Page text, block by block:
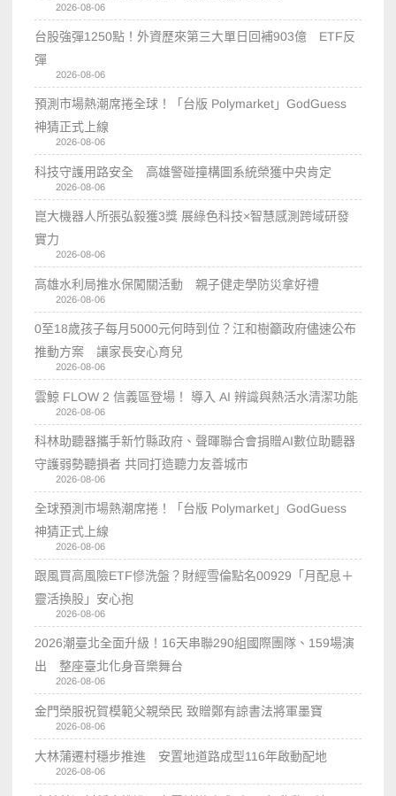
2026-08-06
台股強彈1250點！外資歷來第三大單日回補903億 ETF反
彈
2026-08-06
預測市場熱潮席捲全球！「台版 Polymarket」GodGuess
神猜正式上線
2026-08-06
科技守護用路安全 高雄警碰撞構圖系統榮獲中央肯定
2026-08-06
崑大機器人所張弘毅獲3獎 展綠色科技×智慧感測跨域研發
實力
2026-08-06
高雄水利局推水保闖關活動 親子健走學防災拿好禮
2026-08-06
0至18歲孩子每月5000元何時到位？江和樹籲政府儘速公布
推動方案 讓家長安心育兒
2026-08-06
雲鯨 FLOW 2 信義區登場！ 導入 AI 辨識與熱活水清潔功能
2026-08-06
科林助聽器攜手新竹縣政府、聲暉聯合會捐贈AI數位助聽器
守護弱勢聽損者 共同打造聽力友善城市
2026-08-06
全球預測市場熱潮席捲！「台版 Polymarket」GodGuess
神猜正式上線
2026-08-06
跟風買高風險ETF慘洗盤？財經雪倫點名00929「月配息＋
靈活換股」安心抱
2026-08-06
2026潮臺北全面升級！16天串聯290組國際團隊、159場演
出 整座臺北化身音樂舞台
2026-08-06
金門榮服祝賀模範父親榮民 致贈鄭有諒書法將軍墨寶
2026-08-06
大林蒲遷村穩步推進 安置地道路成型116年啟動配地
2026-08-06